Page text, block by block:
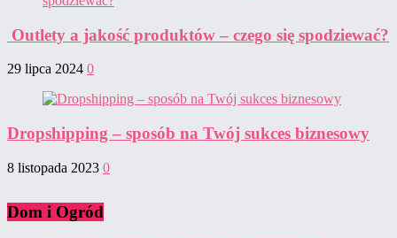
Outlety a jakość produktów – czego się spodziewać?
29 lipca 2024 0
Dropshipping – sposób na Twój sukces biznesowy
8 listopada 2023 0
Dom i Ogród